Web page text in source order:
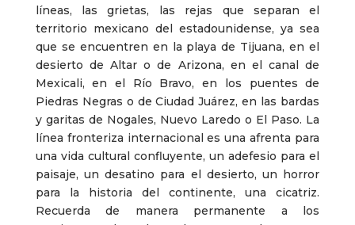
líneas, las grietas, las rejas que separan el
territorio mexicano del estadounidense, ya sea
que se encuentren en la playa de Tijuana, en el
desierto de Altar o de Arizona, en el canal de
Mexicali, en el Río Bravo, en los puentes de
Piedras Negras o de Ciudad Juárez, en las bardas
y garitas de Nogales, Nuevo Laredo o El Paso. La
línea fronteriza internacional es una afrenta para
una vida cultural confluyente, un adefesio para el
paisaje, un desatino para el desierto, un horror
para la historia del continente, una cicatriz.
Recuerda de manera permanente a los